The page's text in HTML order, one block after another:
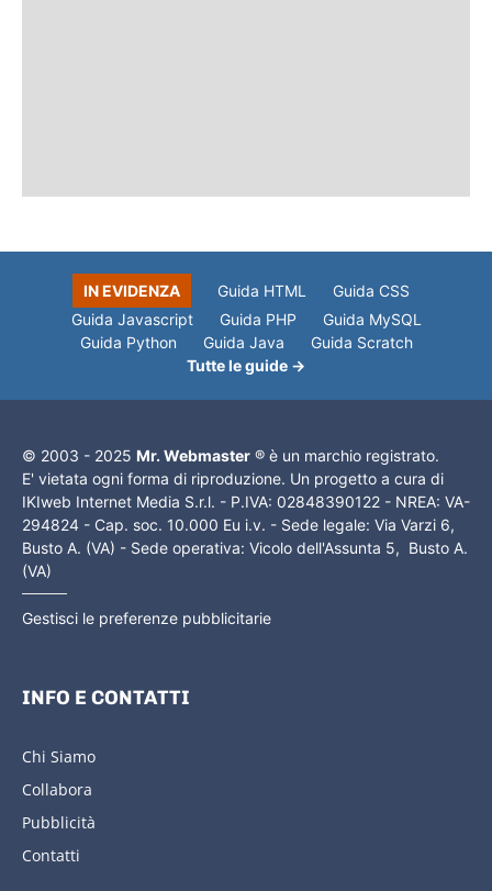
IN EVIDENZA Guida HTML
Guida CSS
Guida Javascript
Guida PHP
Guida MySQL
Guida Python
Guida Java
Guida Scratch
Tutte le guide →
© 2003 - 2025 Mr. Webmaster ® è un marchio registrato.
E' vietata ogni forma di riproduzione. Un progetto a cura di
IKIweb Internet Media S.r.l. - P.IVA: 02848390122 - NREA: VA-
294824 - Cap. soc. 10.000 Eu i.v. - Sede legale: Via Varzi 6,
Busto A. (VA) - Sede operativa: Vicolo dell'Assunta 5, Busto A.
(VA)
Gestisci le preferenze pubblicitarie
INFO E CONTATTI
Chi Siamo
Collabora
Pubblicità
Contatti